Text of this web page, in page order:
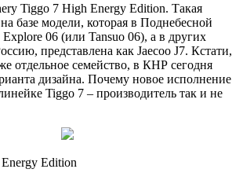
Tiggo 7 High Energy Edition. Такая
базе модели, которая в Поднебесной
Explore 06 (или Tansuo 06), а в других
представлена как Jaecoo J7. Кстати,
отдельное семейство, в КНР сегодня
дизайна. Почему новое исполнение
Tiggo 7 – производитель так и не
Edition